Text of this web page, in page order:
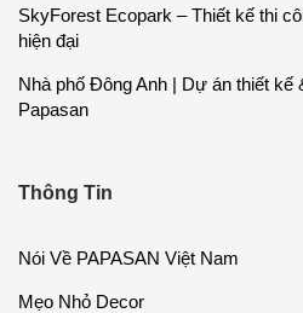
SkyForest Ecopark – Thiết kế thi
hiện đại
Nhà phố Đông Anh | Dự án thiết kế
Papasan
Thông Tin
Nói Về PAPASAN Việt Nam
Mẹo Nhỏ Decor